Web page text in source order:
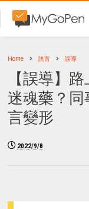
Home 謠言 誤導
【誤導】
迷魂藥？
言變形
2022/9/8